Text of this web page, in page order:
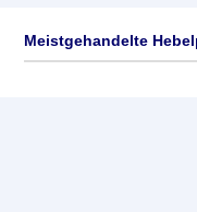
Meistgehandelte